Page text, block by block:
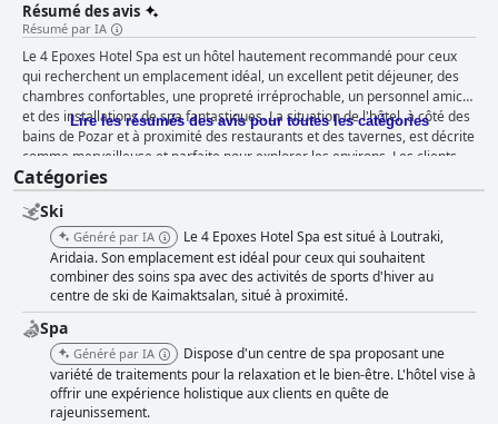
Résumé des avis
Résumé par IA
Le 4 Epoxes Hotel Spa est un hôtel hautement recommandé pour ceux
qui recherchent un emplacement idéal, un excellent petit déjeuner, des
chambres confortables, une propreté irréprochable, un personnel amical
et des installations de spa fantastiques. La situation de l'hôtel, à côté des
bains de Pozar et à proximité des restaurants et des tavernes, est décrite
comme merveilleuse et parfaite pour explorer les environs. Les clients
n'ont pas tari d'éloges sur le petit déjeuner, qui était copieux, savoureux
et parfait pour tous les goûts. Les chambres sont bien aménagées,
propres et confortables, avec des cheminées confortables dans certaines
d'entre elles. Les installations de spa, y compris la grande piscine
intérieure chaude, le jacuzzi et le sauna, sont un point fort et les clients
les décrivent comme fantastiques et attrayantes. Le personnel est
amical, serviable et professionnel, et les clients se sentent bien accueillis
et pris en charge tout au long de leur séjour. Les parkings sont vastes et
faciles d'accès, ce qui permet aux clients de se garer sans problème.
Dans l'ensemble, le 4 Epoxes Hotel Spa est un excellent rapport qualité-
prix et un lieu de retraite idéal pour ceux qui recherchent la détente et le
confort.
Lire les résumés des avis pour toutes les catégories
Catégories
Ski
Généré par IA
Le 4 Epoxes Hotel Spa est situé à Loutraki,
Aridaia. Son emplacement est idéal pour ceux qui souhaitent
combiner des soins spa avec des activités de sports d'hiver au
centre de ski de Kaimaktsalan, situé à proximité.
Spa
Généré par IA
Dispose d'un centre de spa proposant une
variété de traitements pour la relaxation et le bien-être. L'hôtel vise à
offrir une expérience holistique aux clients en quête de
rajeunissement.